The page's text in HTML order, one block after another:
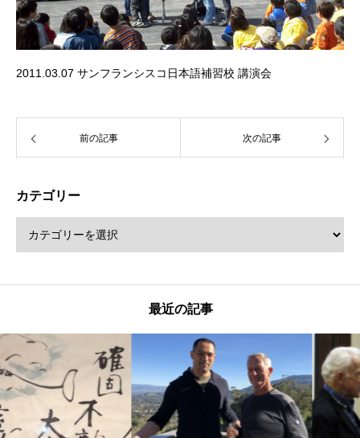
2011.03.07 サンフランシスコ日本語補習校 講演会
前の記事 次の記事
カテゴリー
最近の記事